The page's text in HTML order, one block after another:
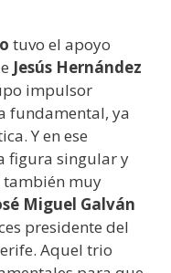
tuvo el apoyo
Jesús Hernández
impulsor
fundamental, ya
Y en ese
figura singular y
también muy
Miguel Galván
presidente del
Aquel trio